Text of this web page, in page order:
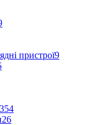
пристрої9
354
26